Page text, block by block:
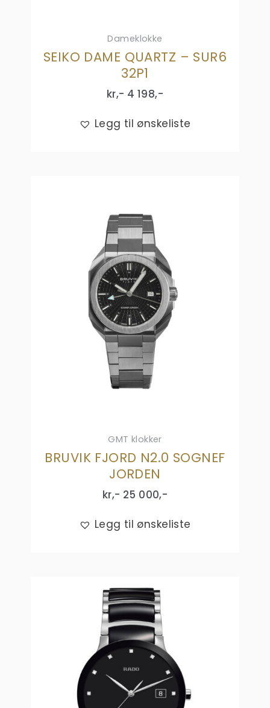
Dameklokke
SEIKO DAME QUARTZ – SUR6
32P1
kr,- 4 198,-
Legg til ønskeliste
GMT klokker
BRUVIK FJORD N2.0 SOGNEF
JORDEN
kr,- 25 000,-
Legg til ønskeliste